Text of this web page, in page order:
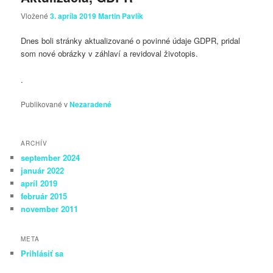
Vložené3. apríla 2019Martin Pavlík
Dnes boli stránky aktualizované o povinné údaje GDPR, pridal
som nové obrázky v záhlaví a revidoval životopis.
.
Publikované vNezaradené
ARCHÍV
september 2024
január 2022
apríl 2019
február 2015
november 2011
META
Prihlásiť sa